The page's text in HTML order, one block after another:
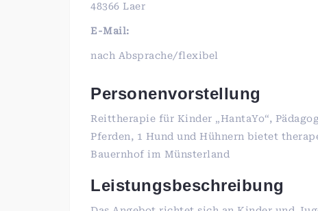
48366 Laer
E-Mail:
nach Absprache/flexibel
Personenvorstellung
Reittherapie für Kinder „HantaYo“,
Pferden, 1 Hund und Hühnern bietet
Bauernhof im Münsterland
Leistungsbeschreibung